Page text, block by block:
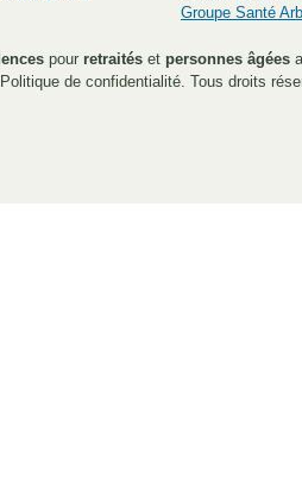
Groupe Santé
pour retraités et personnes âgées
Politique de confidentialité . Tous droits